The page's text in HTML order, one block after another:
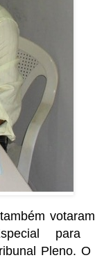
para
Pleno. O